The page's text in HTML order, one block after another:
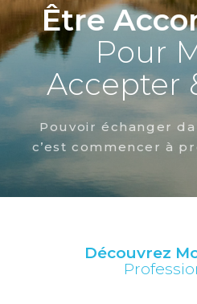
Être
Pour
Accepter
Pouvoir échanger
c’est commencer à
Découvrez